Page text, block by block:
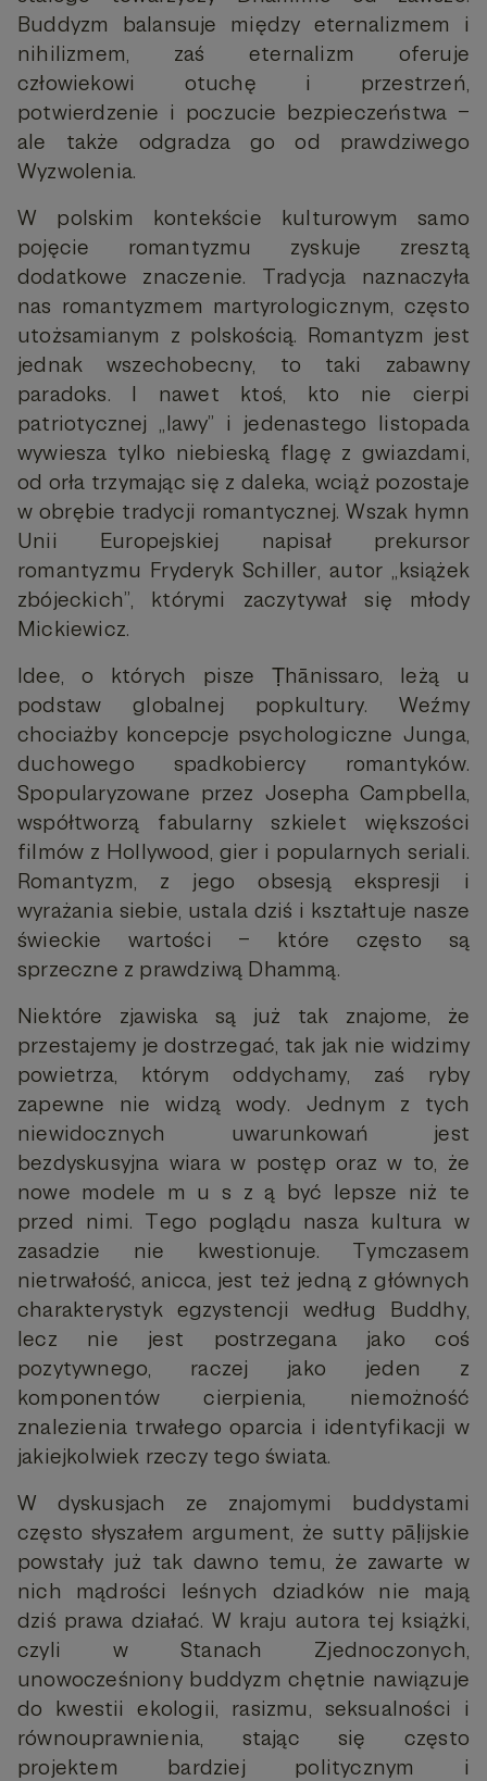
Buddyzm balansuje między eternalizmem i
nihilizmem, zaś eternalizm oferuje
człowiekowi otuchę i przestrzeń,
potwierdzenie i poczucie bezpieczeństwa –
ale także odgradza go od prawdziwego
Wyzwolenia.
W polskim kontekście kulturowym samo
pojęcie romantyzmu zyskuje zresztą
dodatkowe znaczenie. Tradycja naznaczyła
nas romantyzmem martyrologicznym, często
utożsamianym z polskością. Romantyzm jest
jednak wszechobecny, to taki zabawny
paradoks. I nawet ktoś, kto nie cierpi
patriotycznej „lawy” i jedenastego listopada
wywiesza tylko niebieską flagę z gwiazdami,
od orła trzymając się z daleka, wciąż pozostaje
w obrębie tradycji romantycznej. Wszak hymn
Unii Europejskiej napisał prekursor
romantyzmu Fryderyk Schiller, autor „książek
zbójeckich”, którymi zaczytywał się młody
Mickiewicz.
Idee, o których pisze Ṭhānissaro, leżą u
podstaw globalnej popkultury. Weźmy
chociażby koncepcje psychologiczne Junga,
duchowego spadkobiercy romantyków.
Spopularyzowane przez Josepha Campbella,
współtworzą fabularny szkielet większości
filmów z Hollywood, gier i popularnych seriali.
Romantyzm, z jego obsesją ekspresji i
wyrażania siebie, ustala dziś i kształtuje nasze
świeckie wartości – które często są
sprzeczne z prawdziwą Dhammą.
Niektóre zjawiska są już tak znajome, że
przestajemy je dostrzegać, tak jak nie widzimy
powietrza, którym oddychamy, zaś ryby
zapewne nie widzą wody. Jednym z tych
niewidocznych uwarunkowań jest
bezdyskusyjna wiara w postęp oraz w to, że
nowe modele m u s z ą być lepsze niż te
przed nimi. Tego poglądu nasza kultura w
zasadzie nie kwestionuje. Tymczasem
nietrwałość, anicca, jest też jedną z głównych
charakterystyk egzystencji według Buddhy,
lecz nie jest postrzegana jako coś
pozytywnego, raczej jako jeden z
komponentów cierpienia, niemożność
znalezienia trwałego oparcia i identyfikacji w
jakiejkolwiek rzeczy tego świata.
W dyskusjach ze znajomymi buddystami
często słyszałem argument, że sutty pāḷijskie
powstały już tak dawno temu, że zawarte w
nich mądrości leśnych dziadków nie mają
dziś prawa działać. W kraju autora tej książki,
czyli w Stanach Zjednoczonych,
unowocześniony buddyzm chętnie nawiązuje
do kwestii ekologii, rasizmu, seksualności i
równouprawnienia, stając się często
projektem bardziej politycznym i